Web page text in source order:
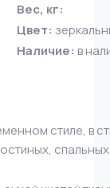
Вес, кг:
Цвет:
Наличие: в
стиле, в
спальных